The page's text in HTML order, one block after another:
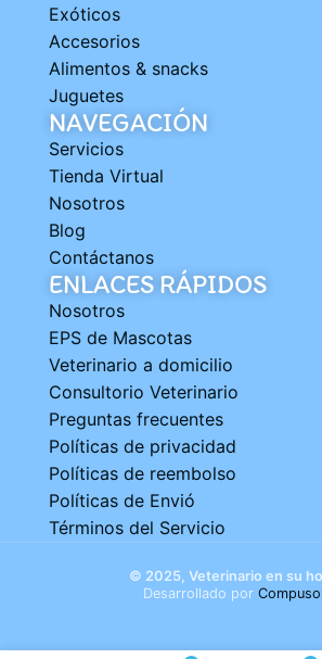
Exóticos
Accesorios
Alimentos & snacks
Juguetes
NAVEGACIÓN
Servicios
Tienda Virtual
Nosotros
Blog
Contáctanos
ENLACES RÁPIDOS
Nosotros
EPS de Mascotas
Veterinario a domicilio
Consultorio Veterinario
Preguntas frecuentes
Políticas de privacidad
Políticas de reembolso
Políticas de Envió
Términos del Servicio
© 2025, Veterinario en su
Desarrollado por